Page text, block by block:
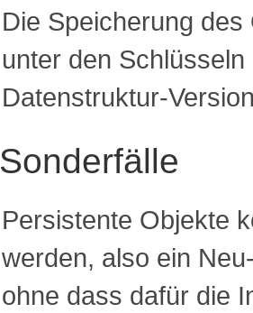
Die Speicherung
unter den
Datenstruktur-
Sonderfälle
Persistente Objekte
werden, also ein
ohne dass dafür die